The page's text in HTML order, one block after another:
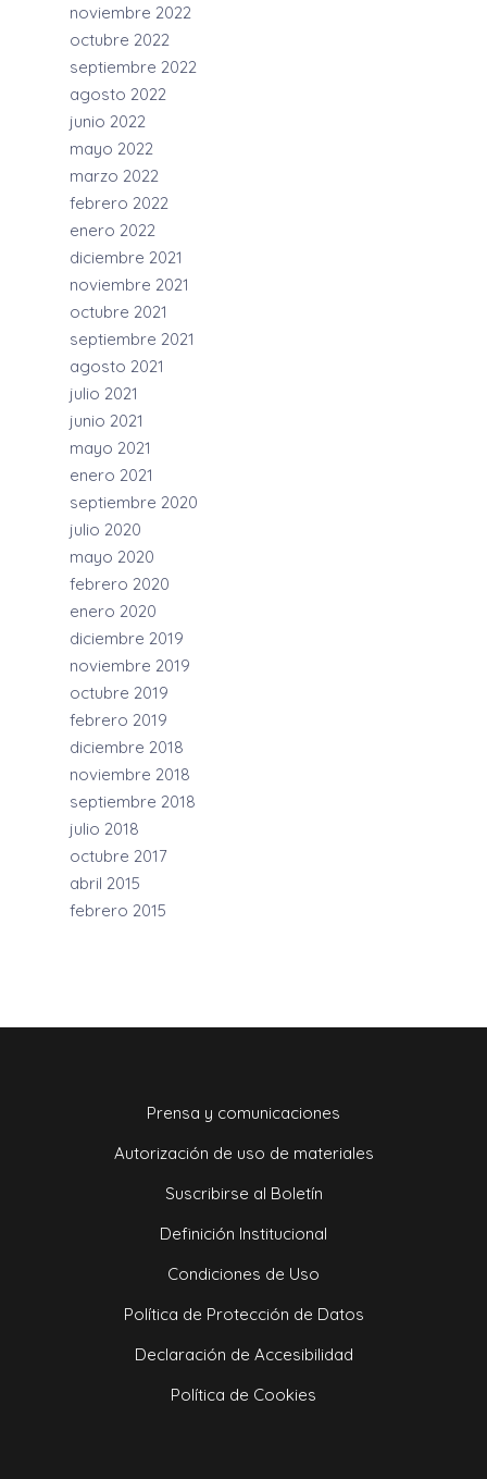
noviembre 2022
octubre 2022
septiembre 2022
agosto 2022
junio 2022
mayo 2022
marzo 2022
febrero 2022
enero 2022
diciembre 2021
noviembre 2021
octubre 2021
septiembre 2021
agosto 2021
julio 2021
junio 2021
mayo 2021
enero 2021
septiembre 2020
julio 2020
mayo 2020
febrero 2020
enero 2020
diciembre 2019
noviembre 2019
octubre 2019
febrero 2019
diciembre 2018
noviembre 2018
septiembre 2018
julio 2018
octubre 2017
abril 2015
febrero 2015
Prensa y comunicaciones
Autorización de uso de materiales
Suscribirse al Boletín
Definición Institucional
Condiciones de Uso
Política de Protección de Datos
Declaración de Accesibilidad
Política de Cookies